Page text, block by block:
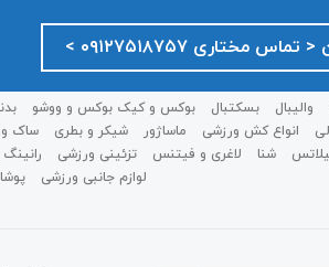
۰۹۱۲۷۵۱۸۷۵۷ >
والیبال بسکتبال بوکس و کیک بوکس و ووشو
انواع کش ورزشی ماساژور شیکر و بطری ساک
شنا لاغری و فیتنس تزئینی ورزشی
لوازم جانبی ورزشی